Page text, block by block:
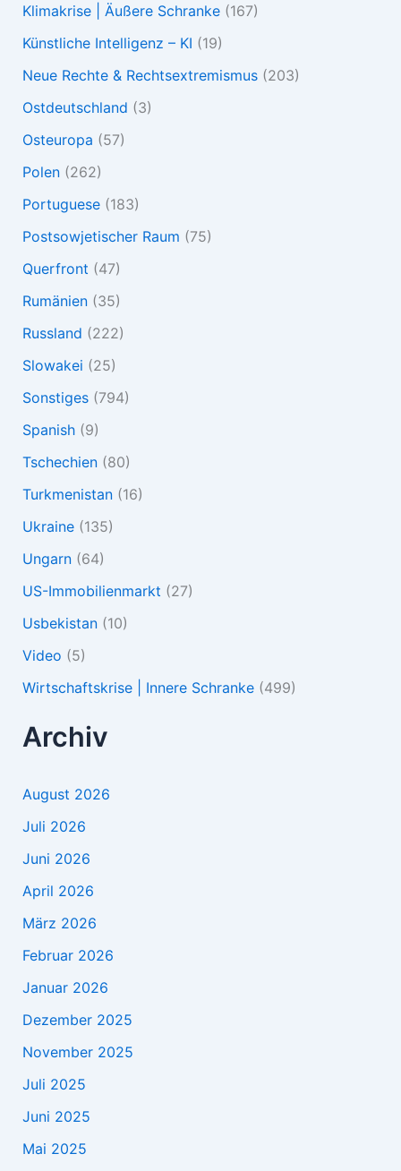
Klimakrise | Äußere Schranke(167)
Künstliche Intelligenz – KI (19)
Neue Rechte & Rechtsextremismus(203)
Ostdeutschland (3)
Osteuropa (57)
Polen(262)
Portuguese(183)
Postsowjetischer Raum (75)
Querfront (47)
Rumänien(35)
Russland (222)
Slowakei (25)
Sonstiges(794)
Spanish(9)
Tschechien(80)
Turkmenistan(16)
Ukraine(135)
Ungarn(64)
US-Immobilienmarkt (27)
Usbekistan(10)
Video (5)
Wirtschaftskrise | Innere Schranke(499)
Archiv
August 2026
Juli 2026
Juni 2026
April 2026
März 2026
Februar 2026
Januar 2026
Dezember 2025
November 2025
Juli 2025
Juni 2025
Mai 2025